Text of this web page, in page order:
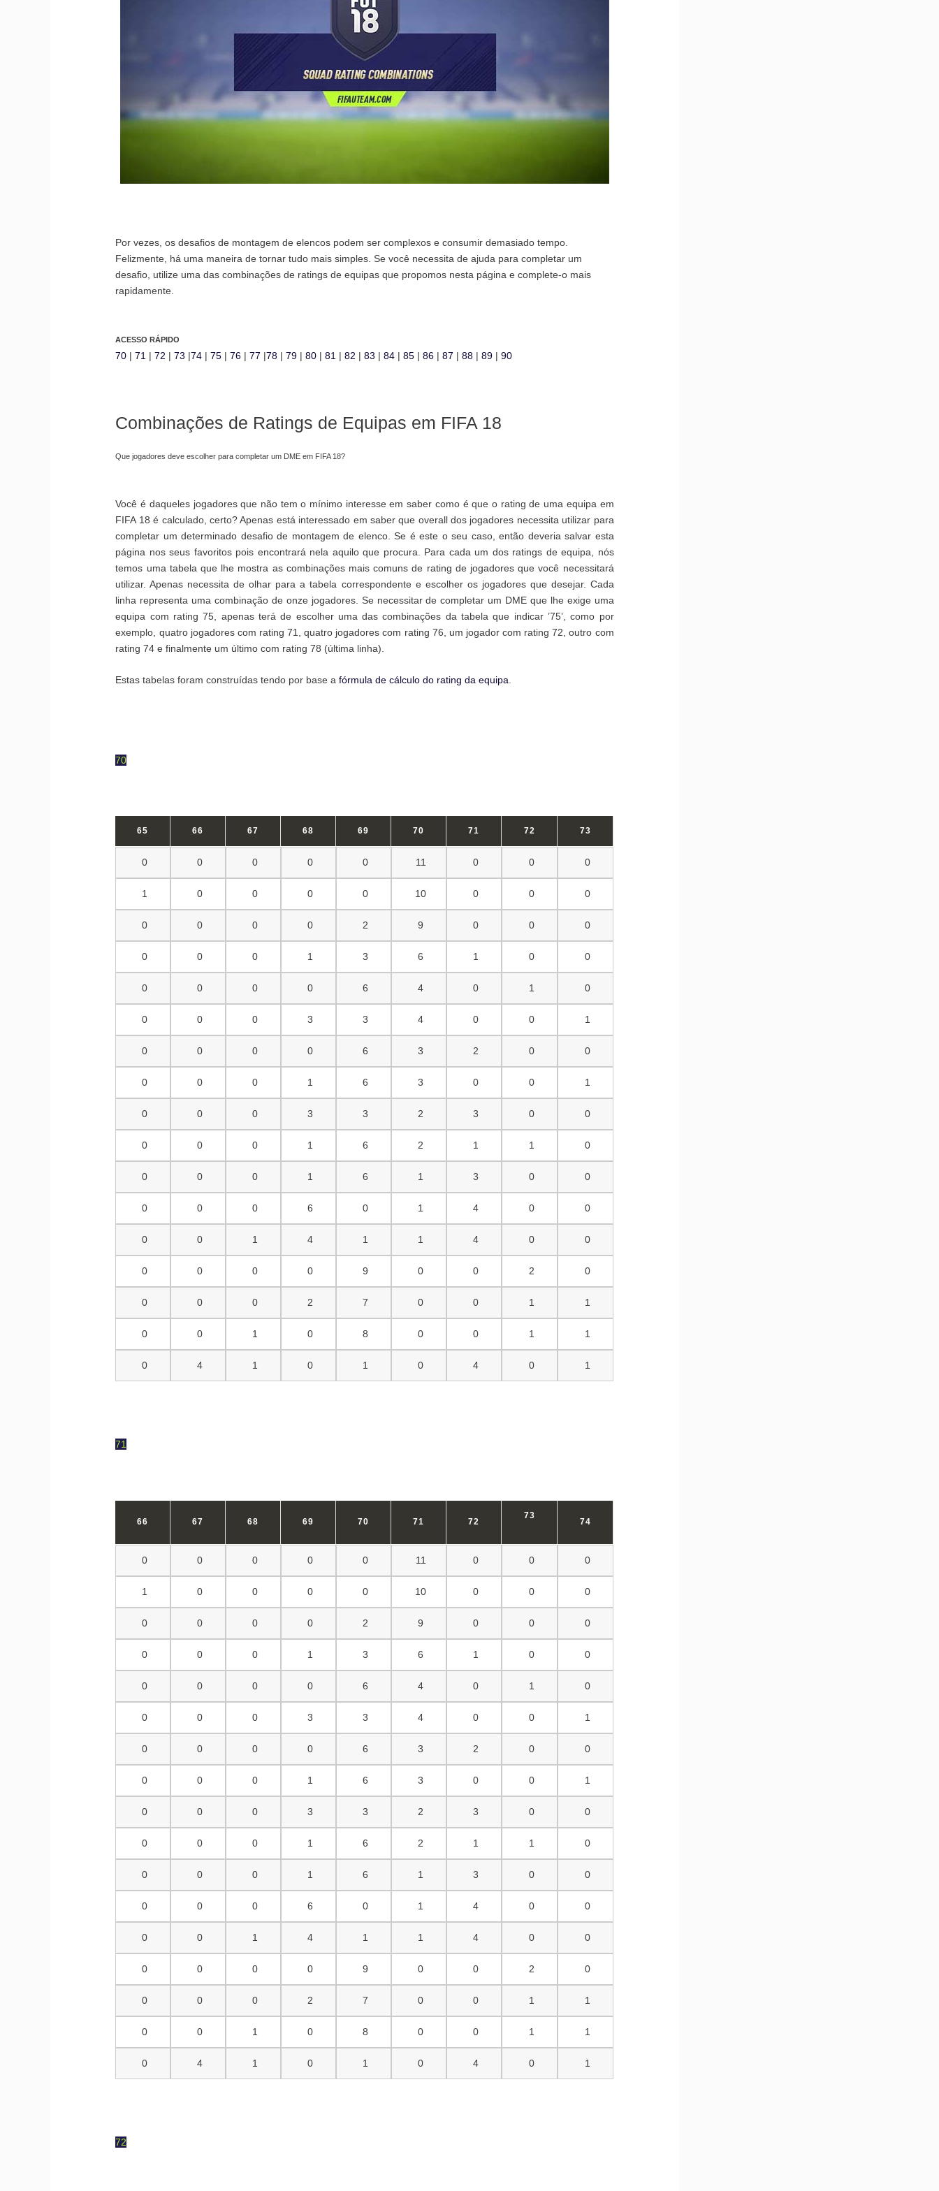
Por vezes, os desafios de montagem de elencos podem ser complexos e consumir demasiado tempo.
Felizmente, há uma maneira de tornar tudo mais simples. Se você necessita de ajuda para completar um
desafio, utilize uma das combinações de ratings de equipas que propomos nesta página e complete-o mais
rapidamente.
ACESSO RÁPIDO
70 |71 |72 |73 |74 |75 |76 |77 |78 |79 |80 |81 |82 |83 |84 |85 |86 |87 |88 |89 |90
Combinações de Ratings de Equipas em FIFA 18
Que jogadores deve escolher para completar um DME em FIFA 18?
Você é daqueles jogadores que não tem o mínimo interesse em saber como é que o rating de uma equipa em
FIFA 18 é calculado, certo? Apenas está interessado em saber que overall dos jogadores necessita utilizar para
completar um determinado desafio de montagem de elenco. Se é este o seu caso, então deveria salvar esta
página nos seus favoritos pois encontrará nela aquilo que procura. Para cada um dos ratings de equipa, nós
temos uma tabela que lhe mostra as combinações mais comuns de rating de jogadores que você necessitará
utilizar. Apenas necessita de olhar para a tabela correspondente e escolher os jogadores que desejar. Cada
linha representa uma combinação de onze jogadores. Se necessitar de completar um DME que lhe exige uma
equipa com rating 75, apenas terá de escolher uma das combinações da tabela que indicar ’75’, como por
exemplo, quatro jogadores com rating 71, quatro jogadores com rating 76, um jogador com rating 72, outro com
rating 74 e finalmente um último com rating 78 (última linha).
Estas tabelas foram construídas tendo por base afórmula de cálculo do rating da equipa.
70
65 66 67 68 69 70 71 72 73
0 0 0 0 0 11 0 0 0
1 0 0 0 0 10 0 0 0
0 0 0 0 2 9 0 0 0
0 0 0 1 3 6 1 0 0
0 0 0 0 6 4 0 1 0
0 0 0 3 3 4 0 0 1
0 0 0 0 6 3 2 0 0
0 0 0 1 6 3 0 0 1
0 0 0 3 3 2 3 0 0
0 0 0 1 6 2 1 1 0
0 0 0 1 6 1 3 0 0
0 0 0 6 0 1 4 0 0
0 0 1 4 1 1 4 0 0
0 0 0 0 9 0 0 2 0
0 0 0 2 7 0 0 1 1
0 0 1 0 8 0 0 1 1
0 4 1 0 1 0 4 0 1
71
66 67 68 69 70 71 72
73
74
0 0 0 0 0 11 0 0 0
1 0 0 0 0 10 0 0 0
0 0 0 0 2 9 0 0 0
0 0 0 1 3 6 1 0 0
0 0 0 0 6 4 0 1 0
0 0 0 3 3 4 0 0 1
0 0 0 0 6 3 2 0 0
0 0 0 1 6 3 0 0 1
0 0 0 3 3 2 3 0 0
0 0 0 1 6 2 1 1 0
0 0 0 1 6 1 3 0 0
0 0 0 6 0 1 4 0 0
0 0 1 4 1 1 4 0 0
0 0 0 0 9 0 0 2 0
0 0 0 2 7 0 0 1 1
0 0 1 0 8 0 0 1 1
0 4 1 0 1 0 4 0 1
72